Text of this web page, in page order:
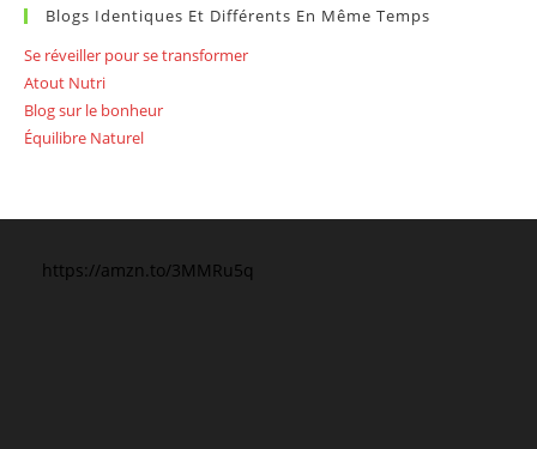
Blogs Identiques Et Différents En Même Temps
Se réveiller pour se transformer
Atout Nutri
Blog sur le bonheur
Équilibre Naturel
https://amzn.to/3MMRu5q